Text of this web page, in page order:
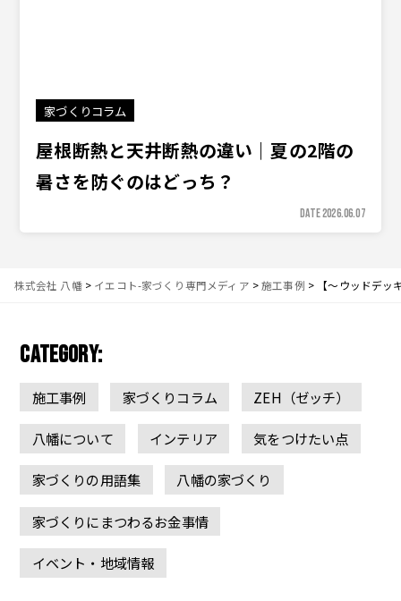
家づくりコラム
屋根断熱と天井断熱の違い｜夏の2階の
暑さを防ぐのはどっち？
DATE 2026.06.07
株式会社 八幡> イエコト-家づくり専門メディア >施工事例 > 【〜ウッドデ
CATEGORY:
施工事例 家づくりコラム ZEH（ゼッチ）
八幡について インテリア 気をつけたい点
家づくりの用語集 八幡の家づくり
家づくりにまつわるお金事情
イベント・地域情報